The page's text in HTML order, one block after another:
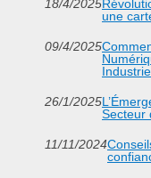
18/4/2025
une
09/4/2025
26/1/2025
Secteur
11/11/2024